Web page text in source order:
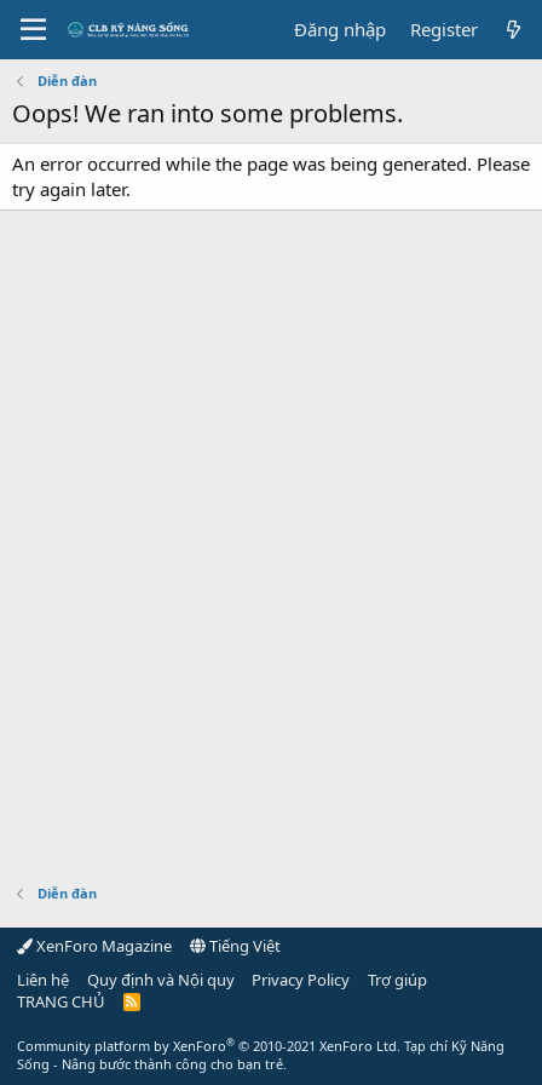
Đăng nhập Register
Diễn đàn
Oops! We ran into some problems.
An error occurred while the page was being generated. Please
try again later.
Diễn đàn
XenForo Magazine
Tiếng Việt
Liên hệ
Quy định và Nội quy Privacy Policy
Trợ giúp
TRANG CHỦ
R
Community platform by XenForo® © 2010-2021 XenForo Ltd. Tạp chí Kỹ Năng
Sống - Nâng bước thành công cho bạn trẻ.